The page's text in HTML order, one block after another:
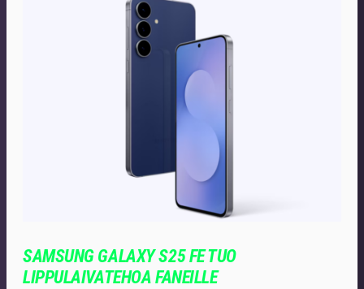
SAMSUNG GALAXY S25 FE TUO
LIPPULAIVATEHOA FANEILLE